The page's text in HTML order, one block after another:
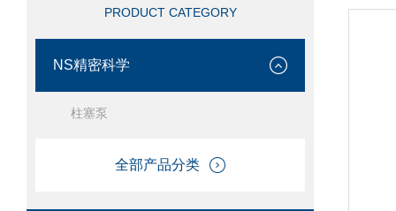
PRODUCT CATEGORY
NS精密科学
柱塞泵
全部产品分类